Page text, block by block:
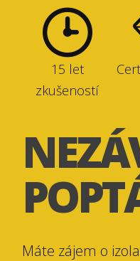
15 let
zkušeností
Máte zájem o